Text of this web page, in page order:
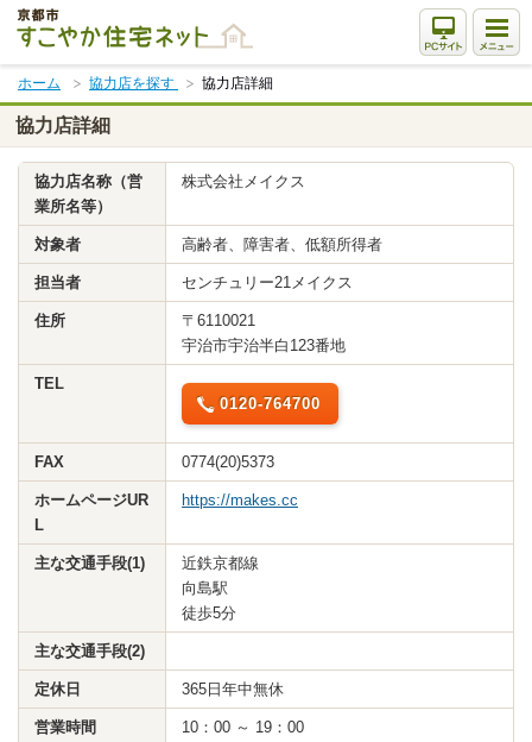
本
文
ま
で
ス
キ
ッ
ホーム 協力店を探す 協力店詳細
協力店詳細
協力店名称（営
業所名等）
株式会社メイクス
対象者 高齢者、障害者、低額所得者
担当者 センチュリー21メイクス
住所
〒6110021
宇治市宇治半白123番地
TEL
0120-764700
FAX 0774(20)5373
ホームページUR
L
https://makes.cc
主な交通手段(1)
近鉄京都線
向島駅
徒歩5分
主な交通手段(2)
定休日 365日年中無休
営業時間 10：00 ～ 19：00